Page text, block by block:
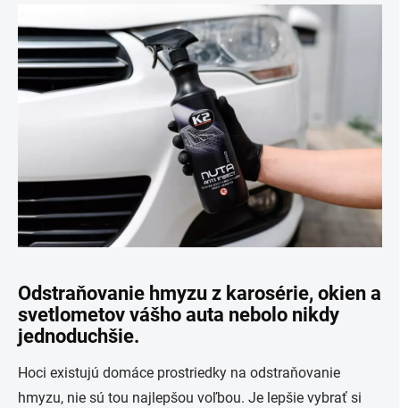
Odstraňovanie hmyzu z karosérie, okien a
svetlometov vášho auta nebolo nikdy
jednoduchšie.
Hoci existujú domáce prostriedky na odstraňovanie
hmyzu, nie sú tou najlepšou voľbou. Je lepšie vybrať si